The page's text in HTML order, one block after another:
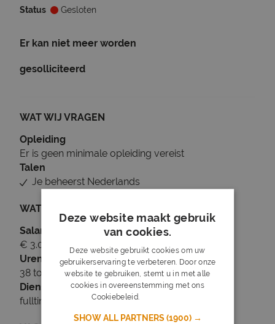
Status
Gesloten
Er kan niet meer worden
gesolliciteerd
WAT WIJ VRAGEN
Opleiding
Er is geen minimale opleiding vereist
Talen
Je beheerst Nederlands
WAT WIJ BIEDEN
Salaris
€ 3.000 tot € 3.300
Uren
38 tot 40 uur per week
Dienstverband
fulltime
Deze website maakt gebruik
van cookies.
Deze website gebruikt cookies om uw
gebruikerservaring te verbeteren. Door onze
website te gebruiken, stemt u in met alle
cookies in overeenstemming met ons
Cookiebeleid.
SHOW ALL PARTNERS(1900) →